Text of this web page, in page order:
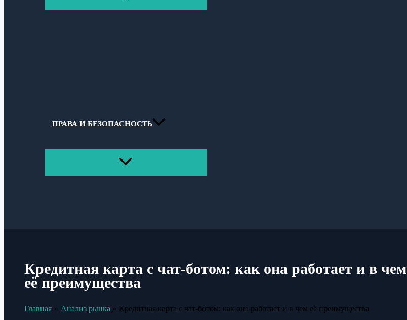
ПРАВА И БЕЗОПАСНОСТЬ
ПЕРЕКЛЮЧАТЕЛЬ
Кредитная карта с чат-ботом: как она работает и в чем
её преимущества
Главная Анализ рынка Кредитная карта с чат-ботом: как она работает и в чем её преимущества